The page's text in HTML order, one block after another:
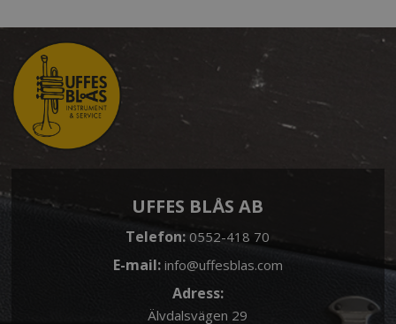
UFFES BLÅS AB
Telefon:0552-418 70
E-mail: info@uffesblas.com
Adress:
Älvdalsvägen 29